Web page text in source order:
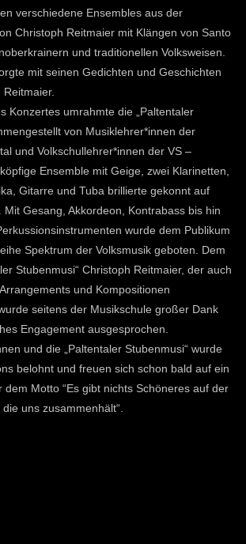
verschiedene Ensembles aus der
Christoph Reitmaier mit Klängen von Santo
und traditionellen Volksweisen.
mit seinen Gedichten und Geschichten
Konzertes umrahmte die „Paltentaler
von Musiklehrer*innen der
und Volkschullehrer*innen der VS –
Ensemble mit Geige, zwei Klarinetten,
Gitarre und Tuba brillierte gekonnt auf
Gesang, Akkordeon, Kontrabass bis hin
wurde dem Publikum
Spektrum der Volksmusik geboten. Dem
Stubenmusi“ Christoph Reitmaier, der auch
und Kompositionen
seitens der Musikschule großer Dank
Engagement ausgesprochen.
und die „Paltentaler Stubenmusi“ wurde
belohnt und freuen sich schon bald auf ein
dem Motto “Es gibt nichts Schöneres auf der
uns zusammenhält“.